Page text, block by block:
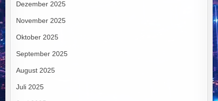
Dezember 2025
November 2025
Oktober 2025
September 2025
August 2025
Juli 2025